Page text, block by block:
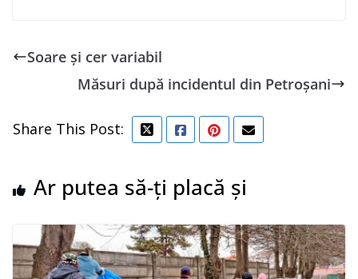
Soare și cer variabil
Măsuri după incidentul din Petroșani
Share This Post:
Ar putea să-ți placă și